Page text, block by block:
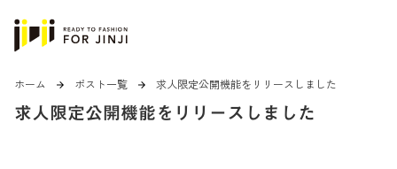
ホーム arrow_forward ポスト一覧 arrow_forward 求人限定公開機能をリリースしました
求人限定公開機能をリリースしました